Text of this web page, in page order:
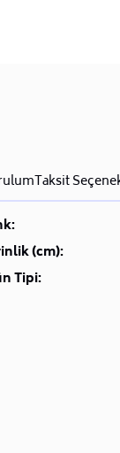
Taksit
(cm):
Tipi: